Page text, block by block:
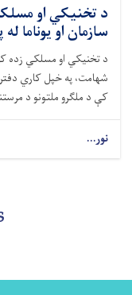
د تخنیکي او
سازمان او یوناما
د تخنیکي او مسلکي زده
کې د ملګرو ملتونو د
نور...